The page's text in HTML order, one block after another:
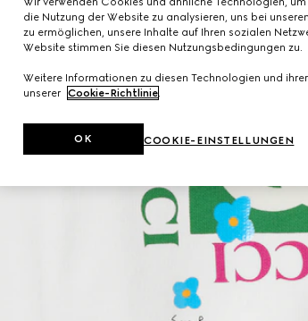
die Nutzung der Website zu analysieren, uns bei
zu ermöglichen, unsere Inhalte auf Ihren sozialen
Website stimmen Sie diesen Nutzungsbedingungen zu.
Weitere Informationen zu diesen Technologien und
unserer Cookie-Richtlinie
COOKIE-EINSTELLUNGEN
OK